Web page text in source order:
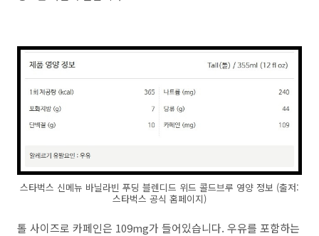
스타벅스 신메뉴 바닐라빈 푸딩 블렌디드 위드 콜드브루 영양 정보 (출저:
스타벅스 공식 홈페이지)
톨 사이즈로 카페인은 109mg가 들어있습니다. 우유를 포함하는